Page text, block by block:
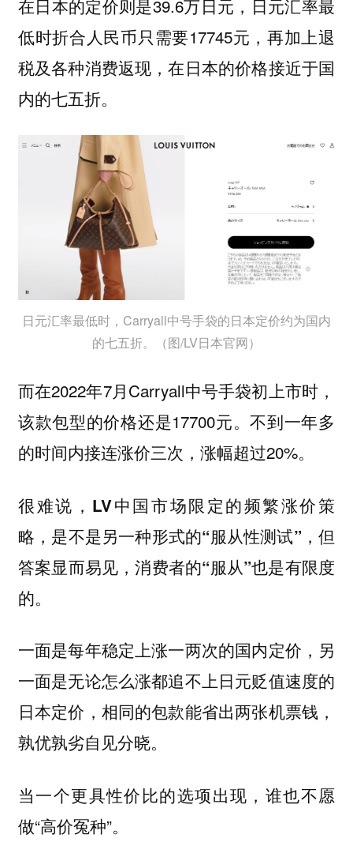
在日本的定价则是39.6万日元，日元汇率最
低时折合人民币只需要17745元，再加上退
税及各种消费返现，在日本的价格接近于国
内的七五折。
日元汇率最低时，Carryall中号手袋的日本定价约为国内
的七五折。（图/LV日本官网）
而在2022年7月Carryall中号手袋初上市时，
该款包型的价格还是17700元。不到一年多
的时间内接连涨价三次，涨幅超过20%。
很难说， LV中国市场限定的频繁涨价策
略，是不是另一种形式的“服从性测试”，但
答案显而易见，消费者的“服从”也是有限度
的。
一面是每年稳定上涨一两次的国内定价，另
一面是无论怎么涨都追不上日元贬值速度的
日本定价，相同的包款能省出两张机票钱，
孰优孰劣自见分晓。
当一个更具性价比的选项出现，谁也不愿
做“高价冤种”。